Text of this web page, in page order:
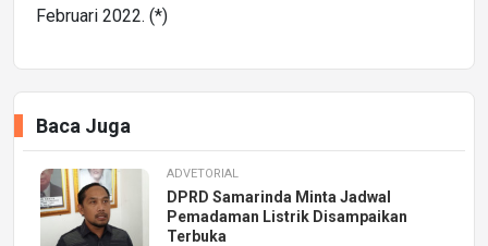
Februari 2022. (*)
Baca Juga
ADVETORIAL
DPRD Samarinda Minta Jadwal
Pemadaman Listrik Disampaikan
Terbuka